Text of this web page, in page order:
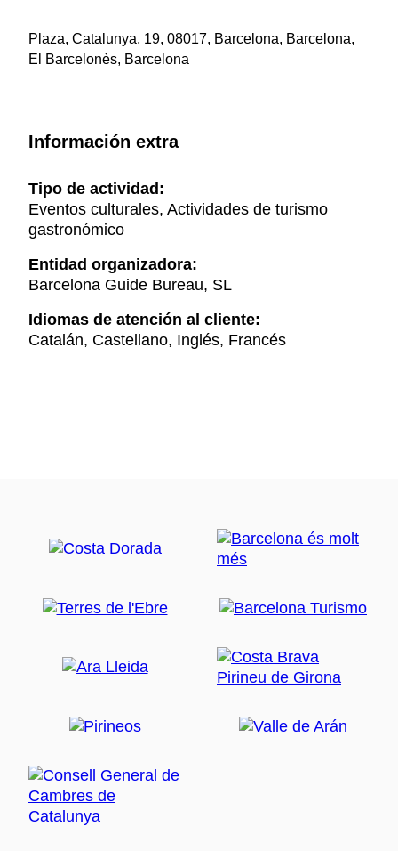
Plaza, Catalunya, 19, 08017, Barcelona, Barcelona,
El Barcelonès, Barcelona
Información extra
Tipo de actividad:
Eventos culturales, Actividades de turismo
gastronómico
Entidad organizadora:
Barcelona Guide Bureau, SL
Idiomas de atención al cliente:
Catalán, Castellano, Inglés, Francés